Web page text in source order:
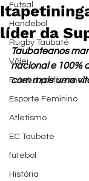
Futsal
Handebol
Rugby Taubaté
Vôlei
Futebol profissional
Esporte Feminino
Atletismo
EC Taubaté
futebol
História
líder da
Taubateanos
nacional e 100%
com mais uma